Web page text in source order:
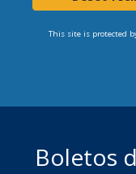
This site is protected
Boletos